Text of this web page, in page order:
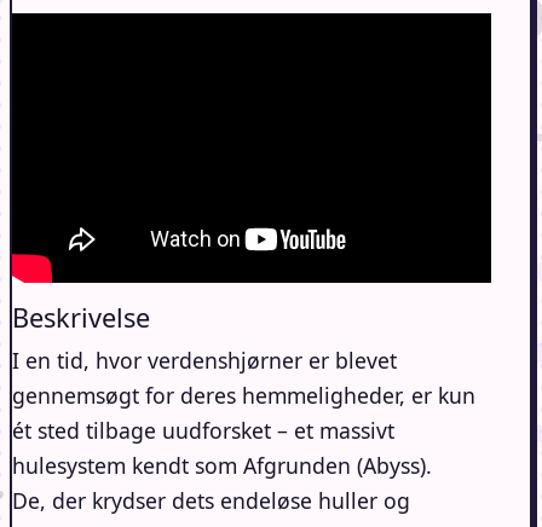
Beskrivelse
I en tid, hvor verdenshjørner er blevet
gennemsøgt for deres hemmeligheder, er kun
ét sted tilbage uudforsket – et massivt
hulesystem kendt som Afgrunden (Abyss).
De, der krydser dets endeløse huller og